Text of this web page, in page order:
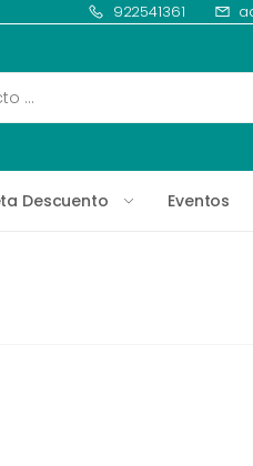
922541361
Descuento Eventos